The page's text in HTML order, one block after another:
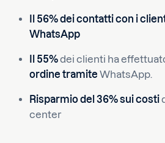
Il 56% deicontatti con i
WhatsApp
Il 55%dei clienti ha
ordine tramite WhatsApp.
Risparmiodel 36%sui costi
center